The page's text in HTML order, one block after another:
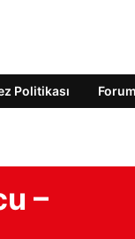
Politikası Forum
–